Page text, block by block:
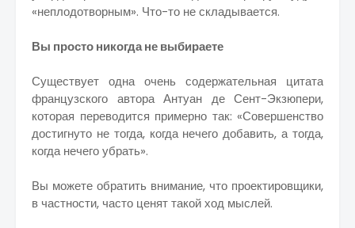
«неплодотворным». Что-то не складывается.
Вы просто никогда не выбираете
Существует одна очень содержательная цитата
французского автора Антуан де Сент-Экзюпери,
которая переводится примерно так: «Совершенство
достигнуто не тогда, когда нечего добавить, а тогда,
когда нечего убрать».
Вы можете обратить внимание, что проектировщики,
в частности, часто ценят такой ход мыслей.